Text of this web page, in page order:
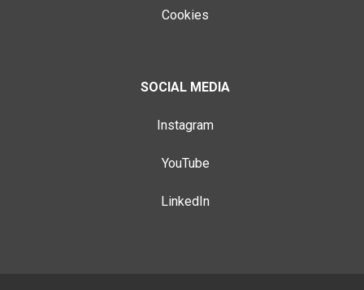
Cookies
SOCIAL MEDIA
Instagram
YouTube
LinkedIn